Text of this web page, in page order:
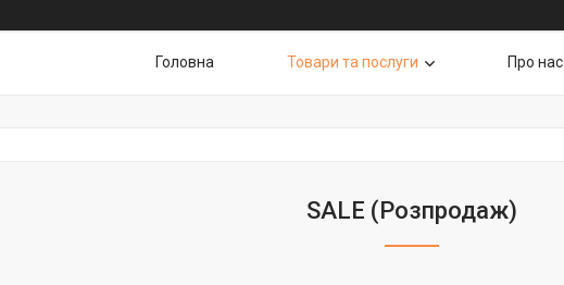
Головна Товари та послуги Про нас
SALE (Розпродаж)